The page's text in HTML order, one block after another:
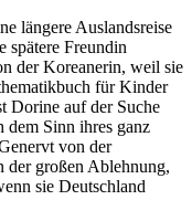
längere Auslandsreise
spätere Freundin
der Koreanerin, weil sie
für Kinder
Dorine auf der Suche
dem Sinn ihres ganz
von der
der großen Ablehnung,
sie Deutschland